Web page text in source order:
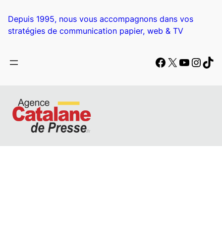
contenu
Depuis 1995, nous vous accompagnons dans vos
stratégies de communication papier, web & TV
Facebook
X